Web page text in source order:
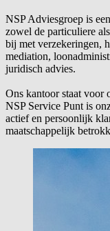
NSP Adviesgroep is
zowel de particuliere
bij met verzekeringen,
mediation,
juridisch advies.
Ons kantoor staat voor
NSP Service Punt is
actief en persoonlijk
maatschappelijk